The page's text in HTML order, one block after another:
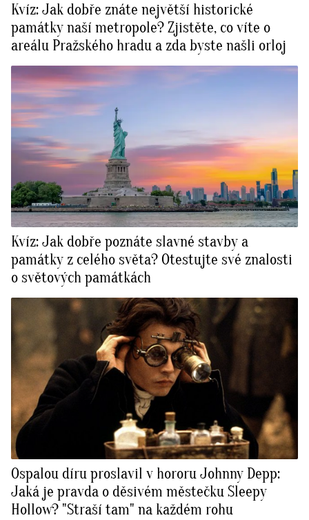
Kvíz: Jak dobře znáte největší historické
památky naší metropole? Zjistěte, co víte o
areálu Pražského hradu a zda byste našli orloj
Kvíz: Jak dobře poznáte slavné stavby a
památky z celého světa? Otestujte své znalosti
o světových památkách
Ospalou díru proslavil v hororu Johnny Depp:
Jaká je pravda o děsivém městečku Sleepy
Hollow? "Straší tam" na každém rohu